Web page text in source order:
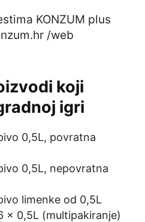
KONZUM plus
/web
koji
igri
0,5L, povratna
0,5L, nepovratna
limenke od 0,5L
x 0,5L (multipakiranje)